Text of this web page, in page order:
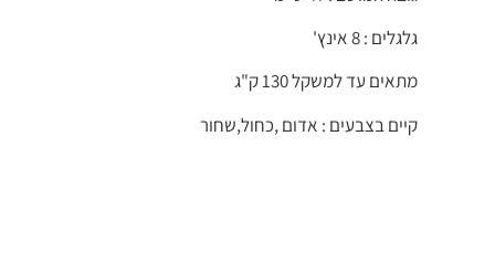
גלגלים : 8 אינץ'
מתאים עד למשקל 130 ק"ג
קיים בצבעים : אדום ,כחול,שחור